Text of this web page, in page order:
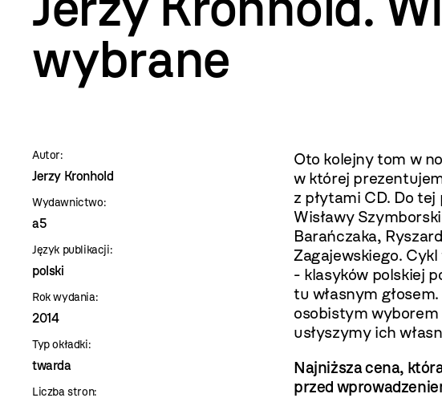
szablon
szczegóły
wybrane
Autor:
Jerzy Kronhold
Wydawnictwo:
a5
Język publikacji:
polski
Rok wydania:
2014
Typ okładki:
twarda
Liczba stron:
Oto kolejny tom w
w której
z płytami CD. Do
Wisławy
Barańczaka,
Zagajewskiego.
- klasyków polskiej
tu własnym
osobistym wyborem
usłyszymy ich
Najniższa cena,
przed